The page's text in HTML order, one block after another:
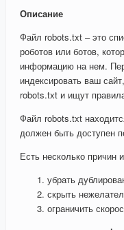
Описание
Файл robots.txt – это
роботов или ботов,
информацию на нем.
индексировать ваш
robots.txt и ищут
Файл robots.txt
должен быть доступен
Есть несколько причин
убрать
скрыть
ограничить